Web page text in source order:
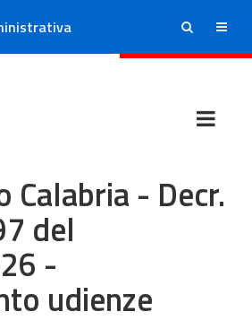
ricerca menu
Calabria - Decr.
del
-
udienze